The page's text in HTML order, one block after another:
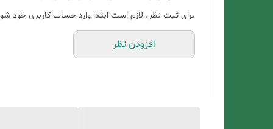
ضد الکتریسته مو
برای ثبت نظر، لازم است ابتدا وارد حساب کاربری خود
افزودن نظر